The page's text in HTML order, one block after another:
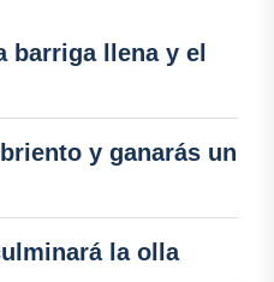
barriga llena y el
y ganarás un
la olla